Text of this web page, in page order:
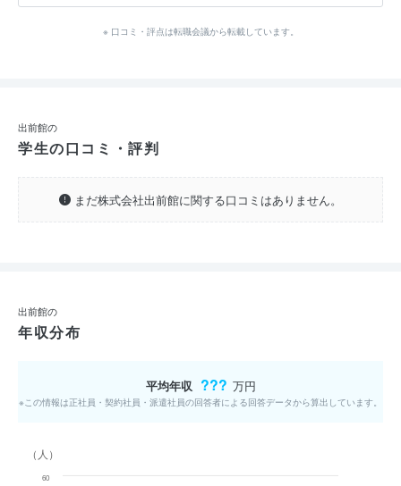
※ 口コミ・評点は転職会議から転載しています。
出前館の
学生の口コミ・評判
まだ株式会社出前館に関する口コミはありません。
出前館の
年収分布
平均年収 ??? 万円
※この情報は正社員・契約社員・派遣社員の回答者による回答データから算出しています。
（人）
60